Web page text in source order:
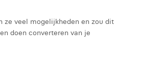
ze veel mogelijkheden en zou dit
doen converteren van je